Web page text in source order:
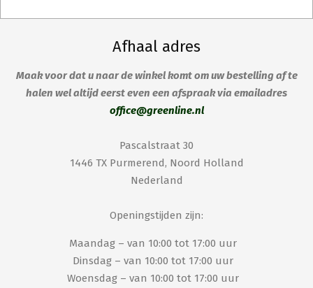
Afhaal adres
Maak voor dat u naar de winkel komt om uw bestelling af te
halen wel altijd eerst even een afspraak via emailadres
office@greenline.nl
Pascalstraat 30
1446 TX Purmerend, Noord Holland
Nederland
Openingstijden zijn:
Maandag – van 10:00 tot 17:00 uur
Dinsdag – van 10:00 tot 17:00 uur
Woensdag – van 10:00 tot 17:00 uur